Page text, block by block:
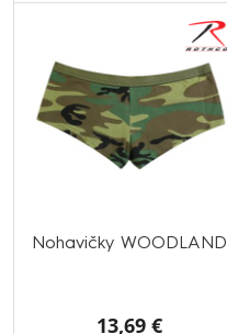
Nohavičky WOODLAND
13,69 €